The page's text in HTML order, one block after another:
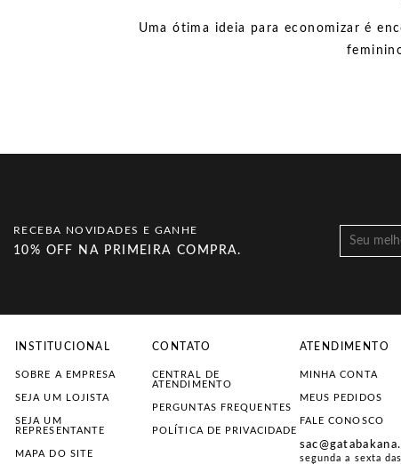
Uma ótima ideia para economizar é
RECEBA NOVIDADES E GANHE
10% OFF NA PRIMEIRA COMPRA.
INSTITUCIONAL
SOBRE A EMPRESA
SEJA UM LOJISTA
SEJA UM
REPRESENTANTE
MAPA DO SITE
CONTATO
CENTRAL DE
ATENDIMENTO
PERGUNTAS FREQUENTES
POLÍTICA DE PRIVACIDADE
ATENDIMENTO
MINHA CONTA
MEUS PEDIDOS
FALE CONOSCO
segunda a sexta